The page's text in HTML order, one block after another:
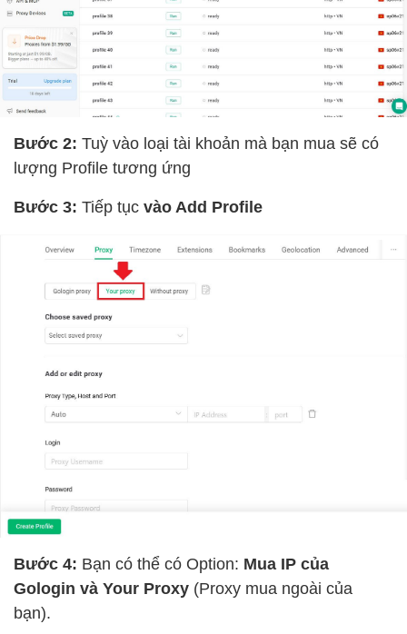
Bước 2: Tuỳ vào loại tài khoản mà bạn mua sẽ có
lượng Profile tương ứng
Bước 3: Tiếp tục vào Add Profile
Bước 4: Bạn có thể có Option: Mua IP của
Gologin và Your Proxy (Proxy mua ngoài của
bạn).